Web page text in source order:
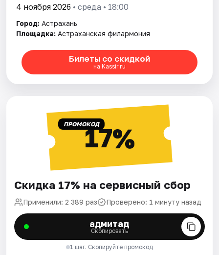
4 ноября 2026 • среда • 18:00
Город: Астрахань
Площадка: Астраханская филармония
Билеты со скидкой
на Kassir.ru
ПРОМОКОД17%
Скидка 17% на сервисный сбор
Применили: 2 389 раз Проверено: 1 минуту назад
адмитад
Скопировать
1 шаг. Скопируйте промокод